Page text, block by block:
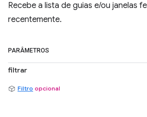
Recebe a lista de guias e/ou janelas
recentemente.
PARÂMETROS
filtrar
Filtro opcional